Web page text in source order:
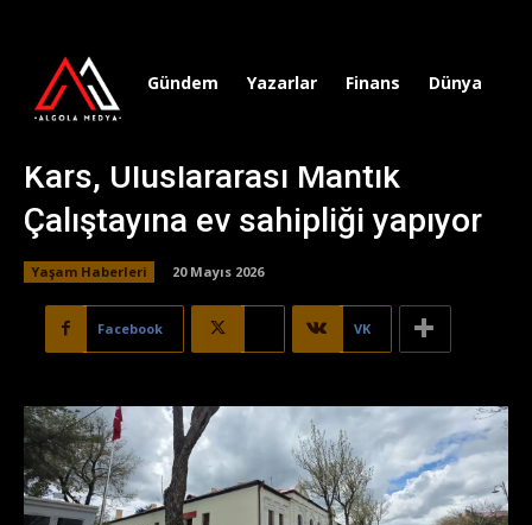
Gündem Yazarlar Finans Dünya
Kars, Uluslararası Mantık
Çalıştayına ev sahipliği yapıyor
Yaşam Haberleri 20 Mayıs 2026
Facebook VK